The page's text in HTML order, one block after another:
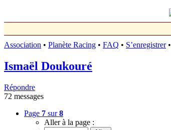
Association • Planète Racing • FAQ • S’enregistrer•
Ismaël Doukouré
Répondre
72 messages
Page 7 sur8
Aller à la page :